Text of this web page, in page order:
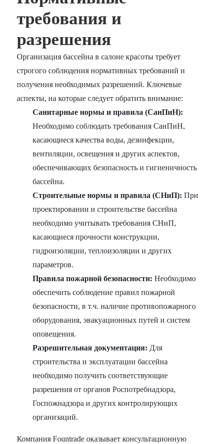
требования и
разрешения
Организация бассейна в салоне красоты требует
строгого соблюдения нормативных требований и
получения необходимых разрешений. Ключевые
аспекты, на которые следует обратить внимание:
Санитарные нормы и правила (СанПиН):
Необходимо соблюдать требования СанПиН,
касающиеся качества воды, дезинфекции,
вентиляции, освещения и других аспектов,
обеспечивающих безопасность и гигиеничность
бассейна.
Строительные нормы и правила (СНиП): При
проектировании и строительстве бассейна
необходимо учитывать требования СНиП,
касающиеся прочности конструкции,
гидроизоляции, теплоизоляции и других
параметров.
Правила пожарной безопасности: Необходимо
обеспечить соблюдение правил пожарной
безопасности, в т.ч. наличие противопожарного
оборудования, эвакуационных путей и систем
оповещения.
Разрешительная документация: Для
строительства и эксплуатации бассейна
необходимо получить соответствующие
разрешения от органов Роспотребнадзора,
Госпожнадзора и других контролирующих
организаций.
Компания Fountrade оказывает консультационную